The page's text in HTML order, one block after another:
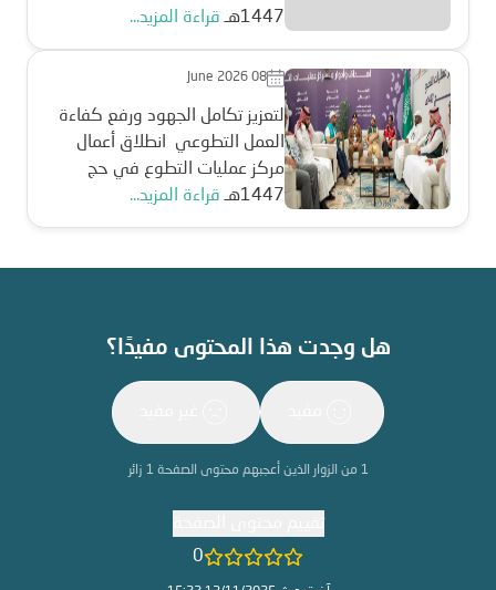
1447هـ قراءة المزيد...
June 2026 08
لتعزيز تكامل الجهود ورفع كفاءة
العمل التطوعي انطلاق أعمال
مركز عمليات التطوع في حج
1447هـ
قراءة المزيد...
هل وجدت هذا المحتوى مفيدًا؟
1 من الزوار الذين أعجبهم محتوى الصفحة1 زائر
0